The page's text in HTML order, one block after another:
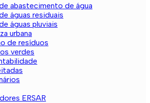
abastecimento de água
águas residuais
águas pluviais
urbana
de resíduos
verdes
ERSAR